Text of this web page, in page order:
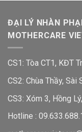
ĐẠI LÝ NHÀN
MOTHERCARE
CS1: Tòa CT1, KĐT
CS2: Chùa Thầy, Sài
CS3: Xóm 3, Hồng
Hotline :